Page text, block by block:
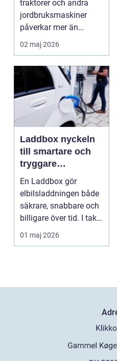
traktorer och andra
jordbruksmaskiner
påverkar mer än
många tror. Rätt däck
ger b...
02 maj 2026
Laddbox nyckeln
till smartare och
tryggare
elbilsladdning
hemma
En Laddbox gör
elbilsladdningen både
säkrare, snabbare och
billigare över tid. I takt
med att fler s...
01 maj 2026